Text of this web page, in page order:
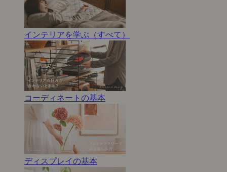
インテリアを学ぶ（すべて）
コーディネートの基本
ディスプレイの基本